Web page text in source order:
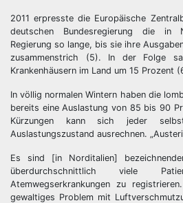
2011 erpresste die Europäische
deutschen Bundesregierung die in
Regierung so lange, bis sie ihre
zusammenstrich (5). In der Folge
Krankenhäusern im Land um 15 Prozent
In völlig normalen Wintern haben die
bereits eine Auslastung von 85 bis 90
Kürzungen kann sich jeder
Auslastungszustand ausrechnen.
Es sind [in Norditalien]
überdurchschnittlich viele
Atemwegserkrankungen zu
gewaltiges Problem mit